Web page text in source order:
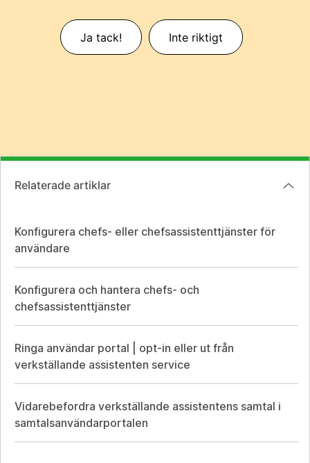
Ja tack! Inte riktigt
Relaterade artiklar
Konfigurera chefs- eller chefsassistenttjänster för
användare
Konfigurera och hantera chefs- och
chefsassistenttjänster
Ringa användar portal | opt-in eller ut från
verkställande assistenten service
Vidarebefordra verkställande assistentens samtal i
samtalsanvändarportalen